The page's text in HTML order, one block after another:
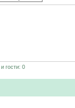
и гости: 0